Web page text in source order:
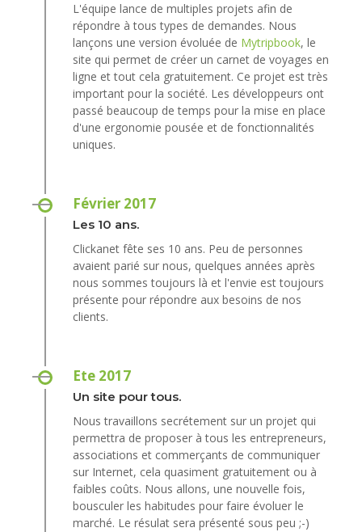
L'équipe lance de multiples projets afin de
répondre à tous types de demandes. Nous
lançons une version évoluée de Mytripbook, le
site qui permet de créer un carnet de voyages en
ligne et tout cela gratuitement. Ce projet est très
important pour la société. Les développeurs ont
passé beaucoup de temps pour la mise en place
d'une ergonomie pousée et de fonctionnalités
uniques.
Février 2017
Les 10 ans.
Clickanet fête ses 10 ans. Peu de personnes
avaient parié sur nous, quelques années après
nous sommes toujours là et l'envie est toujours
présente pour répondre aux besoins de nos
clients.
Ete 2017
Un site pour tous.
Nous travaillons secrétement sur un projet qui
permettra de proposer à tous les entrepreneurs,
associations et commerçants de communiquer
sur Internet, cela quasiment gratuitement ou à
faibles coûts. Nous allons, une nouvelle fois,
bousculer les habitudes pour faire évoluer le
marché. Le résulat sera présenté sous peu ;-)